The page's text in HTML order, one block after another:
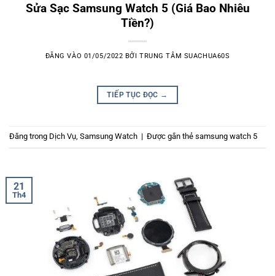
Sửa Sạc Samsung Watch 5 (Giá Bao Nhiêu
Tiền?)
ĐĂNG VÀO 01/05/2022 BỞITRUNG TÂM SUACHUA60S
TIẾP TỤC ĐỌC →
Đăng trong Dịch Vụ Samsung Watch | Được gắn thẻ samsung watch 5
21
Th4